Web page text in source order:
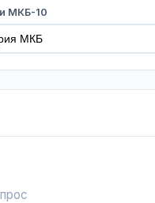
МКБ-10